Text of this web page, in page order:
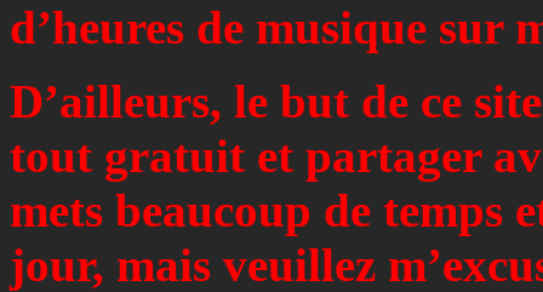
d’heures de musique sur
D’ailleurs, le but de ce
tout gratuit et partager
mets beaucoup de temps
jour, mais veuillez